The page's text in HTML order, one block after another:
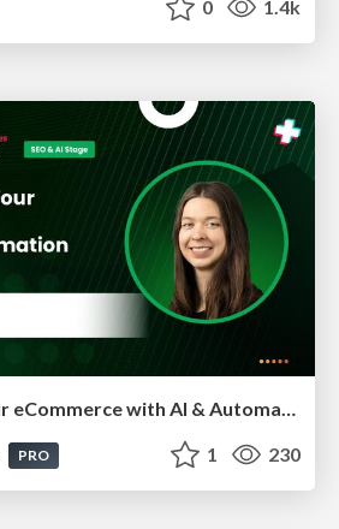
0 1.4k
How to Grow Your eCommerce with AI & Automation
PRO 1 230